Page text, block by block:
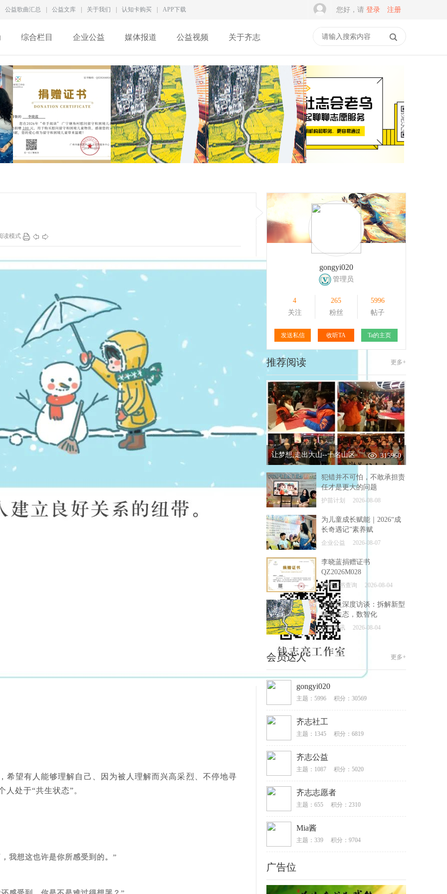
公益歌曲汇总 公益文库 关于我们 认知卡购买 APP下载 您好，请 登录 注册
综合栏目 企业公益 媒体报道 公益视频 关于齐志
105 1 153 1 169
读模式
希望有人能够理解自己、因为被人理解而兴高采烈、不停地寻
处于“共生状态”。
我想这也许是你所感受到的。”
gongyi020
管理员
4
关注
265
粉丝
5996
帖子
发送私信 收听TA Ta的主页
推荐阅读 更多+
315960
让梦想,走出大山--十名山区
犯错并不可怕，不敢承担责
任才是更大的问题
护苗计划 2026-08-08
为儿童成长赋能｜2026“成
长奇遇记”素养赋
企业公益 2026-08-07
李晓蓝捐赠证书
QZ2026M028
捐赠证书查询 2026-08-04
徐家良深度访谈：拆解新型
慈善生态，数智化
公益资讯 2026-08-04
会员达人 更多+
gongyi020
主题：5996 积分：30569
齐志社工
主题：1345 积分：6819
齐志公益
主题：1087 积分：5020
齐志志愿者
主题：655 积分：2310
Mia酱
主题：339 积分：9704
广告位